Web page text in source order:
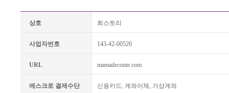
상호 희스토리
사업자번호 143-42-00520
URL mamadeconte.com
에스크로 결제수단 신용카드, 계좌이체, 가상계좌